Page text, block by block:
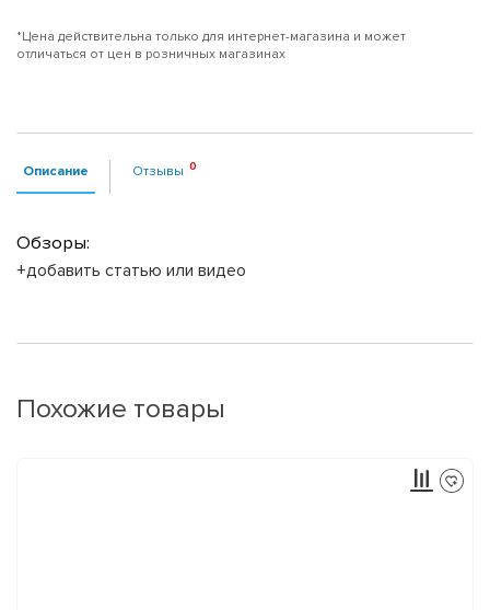
*Цена действительна только для интернет-магазина и может
отличаться от цен в розничных магазинах
Описание Отзывы
Обзоры:
+добавить статью или видео
Похожие товары